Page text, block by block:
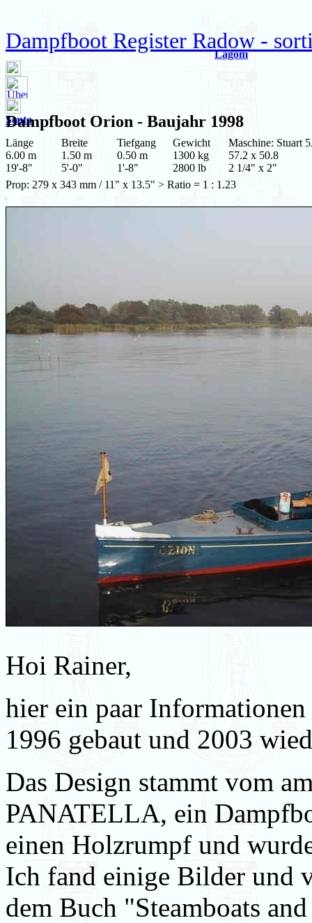
Dampfboot Register Radow -
Lagom
Senta
Dampfboot Orion - Baujahr 1998
Länge
6.00 m
19'-8"
Breite
1.50 m
5'-0"
Tiefgang
0.50 m
1'-8"
Gewicht
1300 kg
2800 lb
Maschine: Stuart
57.2 x 50.8
2 1/4" x 2"
Prop: 279 x 343 mm / 11" x 13.5" > Ratio = 1 : 1.23
Hoi Rainer,
hier ein paar
1996 gebaut und 2003
Das Design stammt vom
PANATELLA, ein
einen Holzrumpf und
Ich fand einige Bilder und
dem Buch "Steamboats